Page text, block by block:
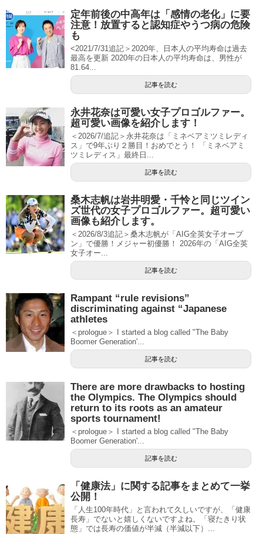
定年前後の中高年は「感情の老化」に要
注意！放置すると認知症やうつ病の危険
も
<2021/7/31追記＞2020年、日本人の平均寿命は過去
最高を更新 2020年の日本人の平均寿命は、男性が
81.64...
記事を読む
永井花奈は可愛い女子プロゴルファー。
超可愛い画像を紹介します！
＜2026/7/追記＞永井花奈は「ミネベアミツミレディ
ス」で9年ぶり２勝目！おめでとう！ 「ミネベアミ
ツミレディス」最終日...
記事を読む
桑木志帆は岩井明愛・千怜と同じツイン
ズ世代の女子プロゴルファー。超可愛い
画像も紹介します。
＜2026/8/3追記＞桑木志帆が「AIG全英女子オープ
ン」で優勝！メジャー初優勝！ 2026年の「AIG全英
女子オー...
記事を読む
Rampant “rule revisions”
discriminating against “Japanese
athletes
＜prologue＞ I started a blog called "The Baby
Boomer Generation'...
記事を読む
There are more drawbacks to hosting
the Olympics. The Olympics should
return to its roots as an amateur
sports tournament!
＜prologue＞ I started a blog called "The Baby
Boomer Generation'...
記事を読む
「健康法」に関する記事をまとめて一挙
公開！
「人生100年時代」と言われて久しいですが、「健康
長寿」でないと嬉しくないですよね。「寝たきり状
態」では長寿の価値が半減（半減以下）...